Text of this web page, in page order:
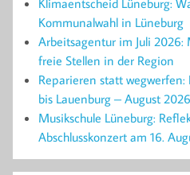
Klimaentscheid Lüneburg:
Kommunalwahl in Lüneburg
Arbeitsagentur im Juli 2026:
freie Stellen in der Region
Reparieren statt
bis Lauenburg – August 2026
Musikschule Lüneburg:
Abschlusskonzert am 16.